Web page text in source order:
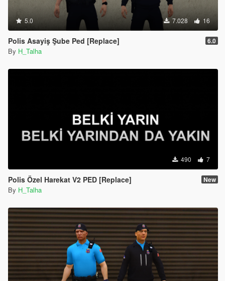
5.0 7.028 16
Polis Asayiş Şube Ped [Replace] 6.0
By H_Talha
490 7
Polis Özel Harekat V2 PED [Replace] New
By H_Talha